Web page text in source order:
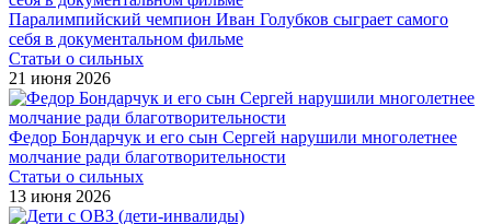
Паралимпийский чемпион Иван Голубков сыграет самого
себя в документальном фильме
Статьи о сильных
21 июня 2026
Федор Бондарчук и его сын Сергей нарушили многолетнее
молчание ради благотворительности
Статьи о сильных
13 июня 2026